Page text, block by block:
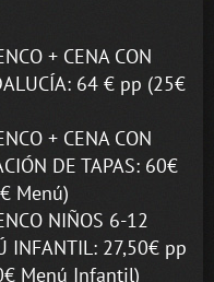
+ CENA CON
64 € pp (25€
+ CENA CON
DE TAPAS: 60€
Menú)
NIÑOS 6-12
INFANTIL: 27,50€ pp
Menú Infantil)